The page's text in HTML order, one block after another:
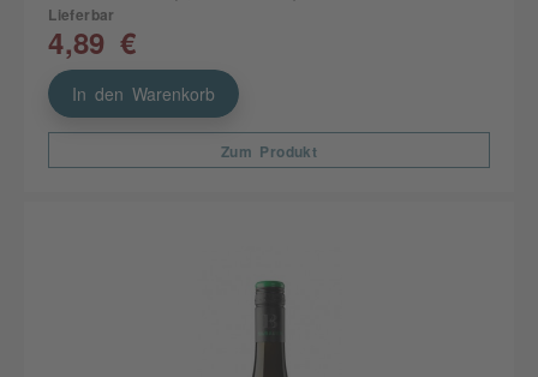
Lieferbar
4,89 €
In den Warenkorb
Zum Produkt